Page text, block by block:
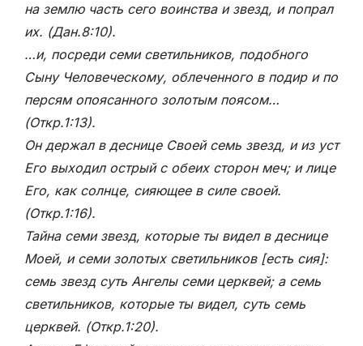
на землю часть сего воинства и звезд, и попрал
их. (Дан.8:10).
…и, посреди семи светильников, подобного
Сыну Человеческому, облеченного в подир и по
персям опоясанного золотым поясом…
(Откр.1:13).
Он держал в деснице Своей семь звезд, и из уст
Его выходил острый с обеих сторон меч; и лице
Его, как солнце, сияющее в силе своей.
(Откр.1:16).
Тайна семи звезд, которые ты видел в деснице
Моей, и семи золотых светильников [есть сия]:
семь звезд суть Ангелы семи церквей; а семь
светильников, которые ты видел, суть семь
церквей. (Откр.1:20).